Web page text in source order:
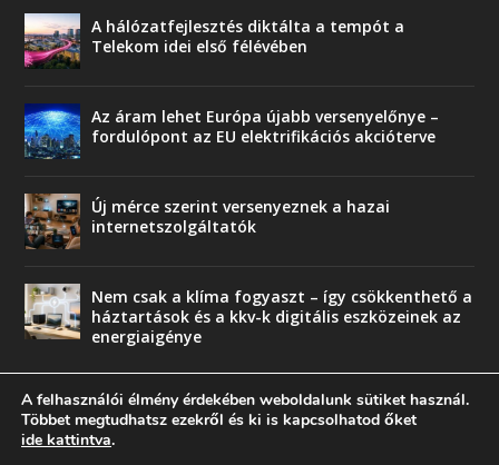
A hálózatfejlesztés diktálta a tempót a
Telekom idei első félévében
Az áram lehet Európa újabb versenyelőnye –
fordulópont az EU elektrifikációs akcióterve
Új mérce szerint versenyeznek a hazai
internetszolgáltatók
Nem csak a klíma fogyaszt – így csökkenthető a
háztartások és a kkv-k digitális eszközeinek az
energiaigénye
A felhasználói élmény érdekében weboldalunk sütiket használ.
Többet megtudhatsz ezekről és ki is kapcsolhatod őket
ide kattintva.